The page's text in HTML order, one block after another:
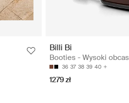
Billi Bi
Booties - Wysoki obcas
36 37 38 39 40
1279 zł